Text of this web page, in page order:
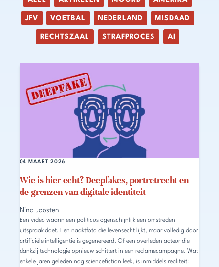
JFV VOETBAL NEDERLAND MISDAAD
RECHTSZAAL STRAFPROCES AI
Wie is hier echt? Deepfakes, portretrecht en
de grenzen van digitale identiteit
04 MAART 2026
Nina Joosten
Een video waarin een politicus ogenschijnlijk een omstreden
uitspraak doet. Een naaktfoto die levensecht lijkt, maar volledig door
artificiële intelligentie is gegenereerd. Of een overleden acteur die
dankzij technologie opnieuw schittert in een reclamecampagne. Wat
enkele jaren geleden nog sciencefiction leek, is inmiddels realiteit: